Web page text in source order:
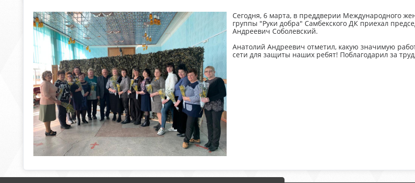
Сегодня, 6 марта, в преддверии Международного
группы "Руки добра" Самбекского ДК приехал
Андреевич Соболевский.
Анатолий Андреевич отметил, какую значимую
сети для защиты наших ребят! Поблагодарил за